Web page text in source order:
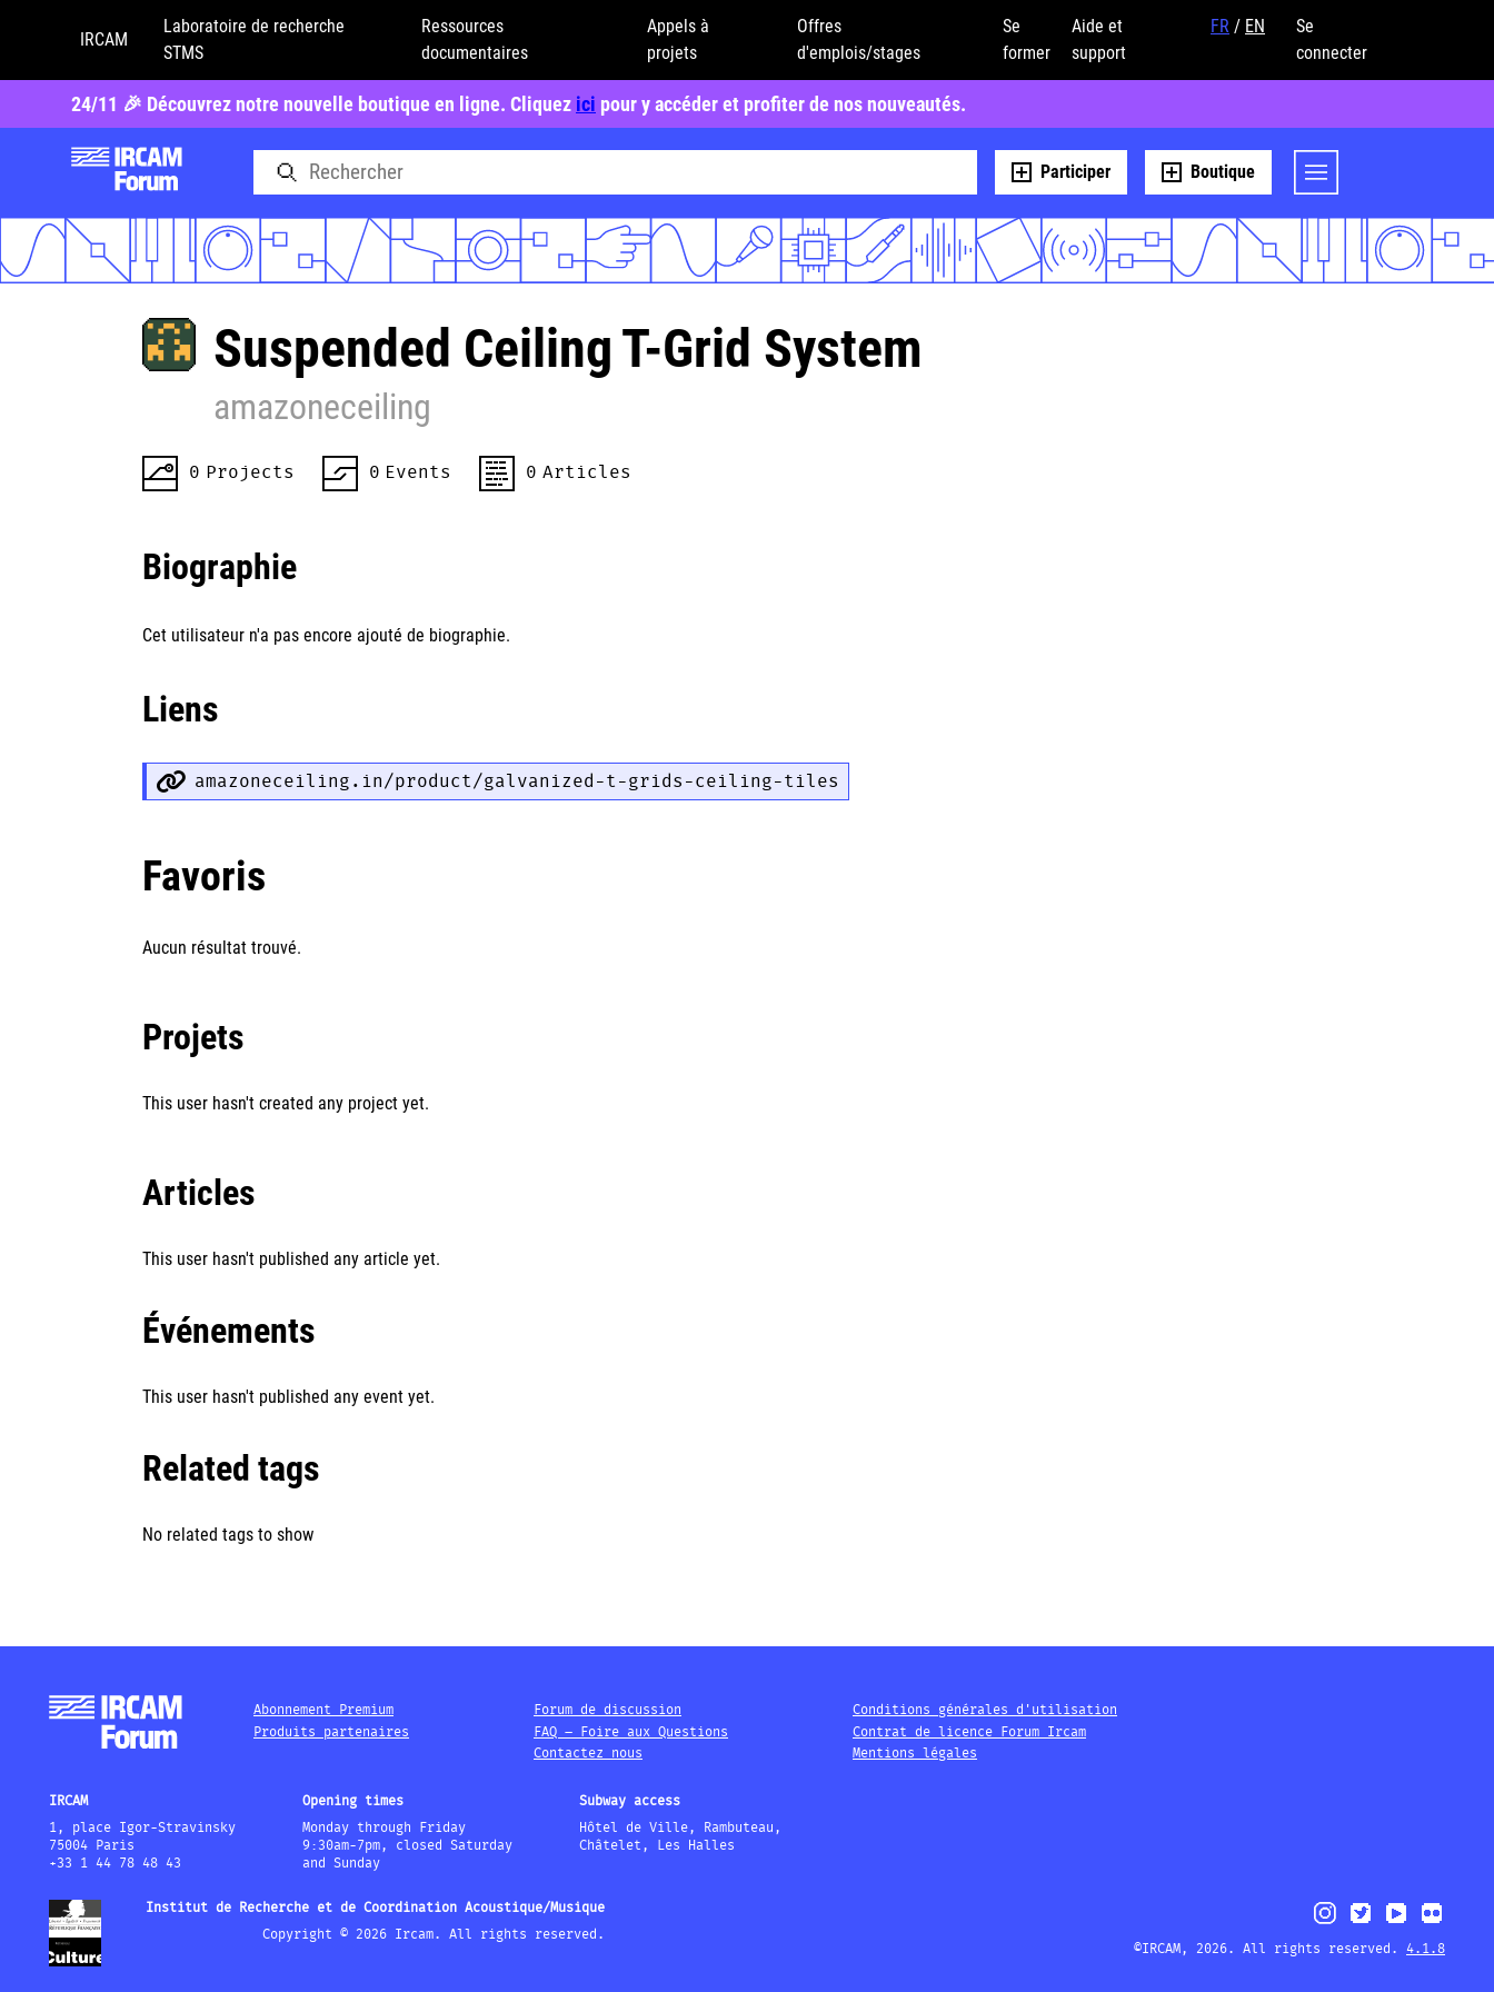
IRCAM
Laboratoire de recherche
STMS
Ressources
documentaires
Appels à
projets
Offres
d'emplois/stages
Se
former
Aide et
support
FR / EN
Se
connecter
24/11 🎉 Découvrez notre nouvelle boutique en ligne. Cliquez ici pour y accéder et profiter de nos nouveautés.
Participer Boutique
Suspended CeilingT-Grid System
amazoneceiling
0 Projects 0 Events 0 Articles
Biographie
Cet utilisateur n'a pas encore ajouté de biographie.
Liens
amazoneceiling.in/product/galvanized-t-grids-ceiling-tiles
Favoris
Aucun résultat trouvé.
Projets
This user hasn't created any project yet.
Articles
This user hasn't published any article yet.
Événements
This user hasn't published any event yet.
Related tags
No related tags to show
Abonnement Premium
Produits partenaires
Forum de discussion
FAQ – Foire aux Questions
Contactez nous
Conditions générales d'utilisation
Contrat de licence Forum Ircam
Mentions légales
IRCAM
1, place Igor-Stravinsky
75004 Paris
+33 1 44 78 48 43
Opening times
Monday through Friday
9:30am-7pm, closed Saturday
and Sunday
Subway access
Hôtel de Ville, Rambuteau,
Châtelet, Les Halles
Institut de Recherche et de Coordination Acoustique/Musique
Copyright © 2026 Ircam. All rights reserved.
©IRCAM, 2026. All rights reserved. 4.1.8